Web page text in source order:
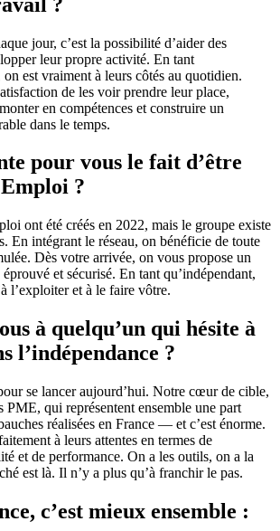
jour, c’est la possibilité d’aider des
leur propre activité. En tant
on est vraiment à leurs côtés au quotidien.
de les voir prendre leur place,
en compétences et construire un
dans le temps.
pour vous le fait d’être
?
ont été créés en 2022, mais le groupe existe
En intégrant le réseau, on bénéficie de toute
Dès votre arrivée, on vous propose un
et sécurisé. En tant qu’indépendant,
l’exploiter et à le faire vôtre.
à quelqu’un qui hésite à
l’indépendance ?
se lancer aujourd’hui. Notre cœur de cible,
PME, qui représentent ensemble une part
réalisées en France — et c’est énorme.
à leurs attentes en termes de
et de performance. On a les outils, on a la
est là. Il n’y a plus qu’à franchir le pas.
c’est mieux ensemble :